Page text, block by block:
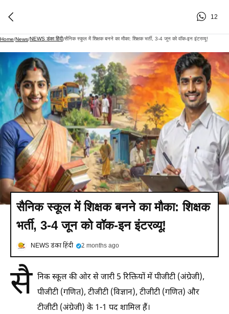
12
Home/News/NEWS डंका हिंदी/सैनिक स्कूल में शिक्षक बनने का मौका: शिक्षक भर्ती, 3-4 जून को वॉक-इन इंटरव्यू!
सैनिक स्कूल में शिक्षक बनने का मौका: शिक्षक
भर्ती, 3-4 जून को वॉक-इन इंटरव्यू!
NEWS डंका हिंदी 2 months ago
सै निक स्कूल की ओर से जारी 5 रिक्तियों में पीजीटी (अंग्रेजी),
पीजीटी (गणित), टीजीटी (विज्ञान), टीजीटी (गणित) और
टीजीटी (अंग्रेजी) के 1-1 पद शामिल हैं।